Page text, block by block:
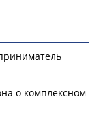
о комплексном